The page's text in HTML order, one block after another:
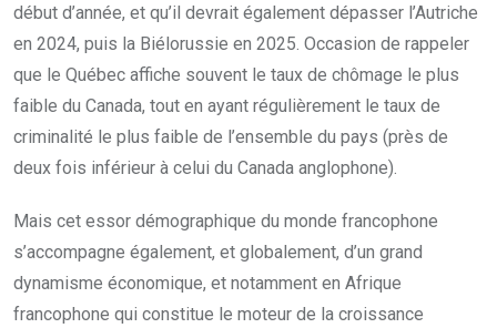
début d’année, et qu’il devrait également dépasser l’Autriche
en 2024, puis la Biélorussie en 2025. Occasion de rappeler
que le Québec affiche souvent le taux de chômage le plus
faible du Canada, tout en ayant régulièrement le taux de
criminalité le plus faible de l’ensemble du pays (près de
deux fois inférieur à celui du Canada anglophone).
Mais cet essor démographique du monde francophone
s’accompagne également, et globalement, d’un grand
dynamisme économique, et notamment en Afrique
francophone qui constitue le moteur de la croissance